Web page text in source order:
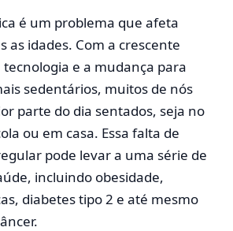
é um problema que afeta
as idades. Com a crescente
e a mudança para
sedentários, muitos de nós
parte do dia sentados, seja no
ou em casa. Essa falta de
pode levar a uma série de
incluindo obesidade,
diabetes tipo 2 e até mesmo